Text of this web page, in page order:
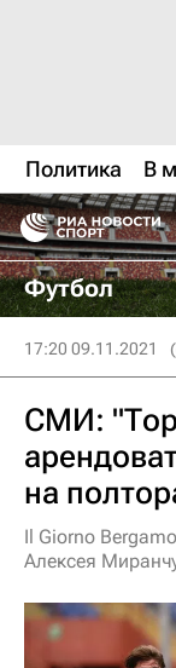
Политика В
Футбол
17:20 09.11.2021
СМИ:
на
Il Giorno
Алексея